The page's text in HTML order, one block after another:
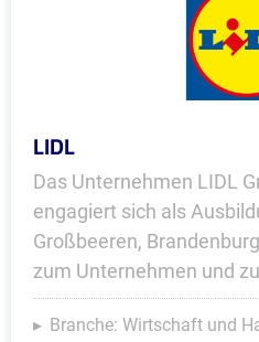
LIDL
Das Unternehmen LIDL
engagiert sich als
Großbeeren,
zum Unternehmen und
Branche: Wirtschaft und